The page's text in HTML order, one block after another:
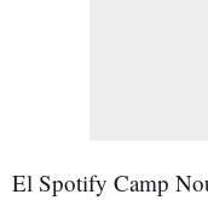
El Spotify Camp